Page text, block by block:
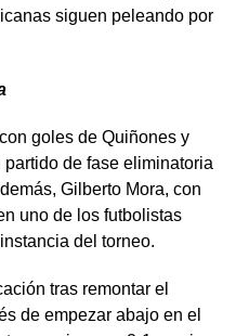
siguen peleando por
goles de Quiñones y
de fase eliminatoria
Gilberto Mora, con
uno de los futbolistas
del torneo.
tras remontar el
de empezar abajo en el